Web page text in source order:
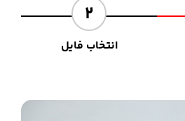
2
انتخاب فایل